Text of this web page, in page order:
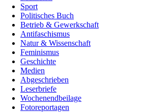
Sport
Politisches Buch
Betrieb & Gewerkschaft
Antifaschismus
Natur & Wissenschaft
Feminismus
Geschichte
Medien
Abgeschrieben
Leserbriefe
Wochenendbeilage
Fotoreportagen